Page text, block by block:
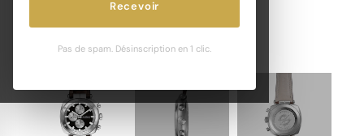
Recevoir
Pas de spam. Désinscription en 1 clic.